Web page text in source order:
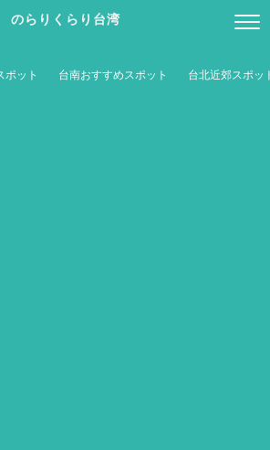
のらりくらり台湾
ポット
台南おすすめスポット 台北近郊スポッ